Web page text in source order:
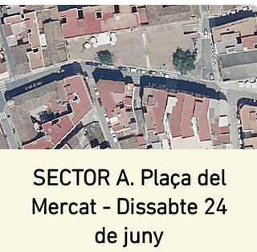
SECTOR A. Plaça del
Mercat - Dissabte 24
de juny